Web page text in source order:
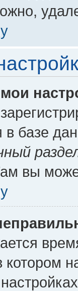
в базе
вы
котором